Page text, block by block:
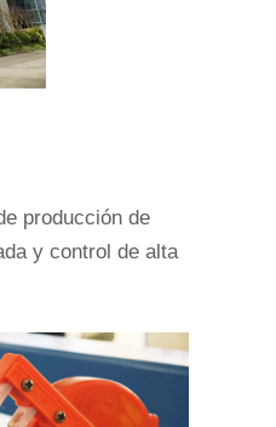
producción de
y control de alta